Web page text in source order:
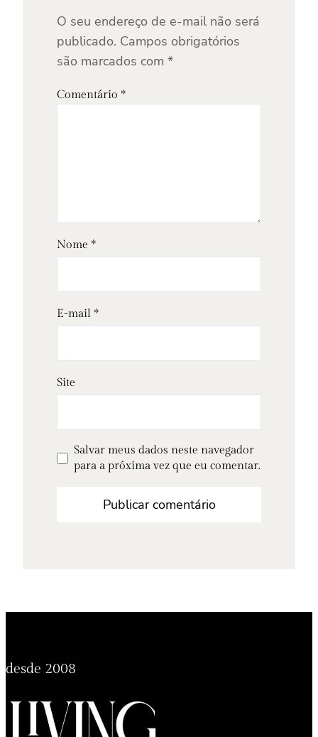
O seu endereço de e-mail não será
publicado. Campos obrigatórios
são marcados com *
Comentário *
Nome *
E-mail *
Site
Salvar meus dados neste navegador
para a próxima vez que eu comentar.
desde 2008